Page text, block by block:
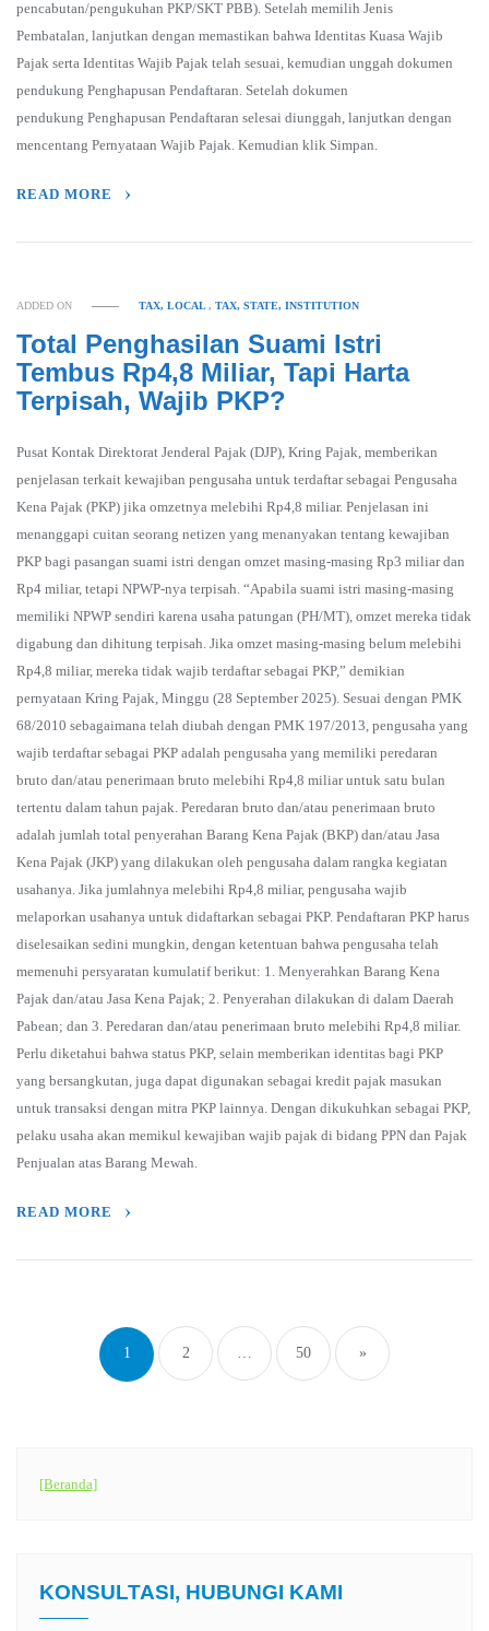
pencabutan/pengukuhan PKP/SKT PBB). Setelah memilih Jenis
Pembatalan, lanjutkan dengan memastikan bahwa Identitas Kuasa Wajib
Pajak serta Identitas Wajib Pajak telah sesuai, kemudian unggah dokumen
pendukung Penghapusan Pendaftaran. Setelah dokumen
pendukung Penghapusan Pendaftaran selesai diunggah, lanjutkan dengan
mencentang Pernyataan Wajib Pajak. Kemudian klik Simpan.
READ MORE
ADDED ON TAX, LOCAL,TAX, STATE, INSTITUTION
Total Penghasilan Suami Istri
Tembus Rp4,8 Miliar, Tapi Harta
Terpisah, Wajib PKP?
Pusat Kontak Direktorat Jenderal Pajak (DJP), Kring Pajak, memberikan
penjelasan terkait kewajiban pengusaha untuk terdaftar sebagai Pengusaha
Kena Pajak (PKP) jika omzetnya melebihi Rp4,8 miliar. Penjelasan ini
menanggapi cuitan seorang netizen yang menanyakan tentang kewajiban
PKP bagi pasangan suami istri dengan omzet masing-masing Rp3 miliar dan
Rp4 miliar, tetapi NPWP-nya terpisah. “Apabila suami istri masing-masing
memiliki NPWP sendiri karena usaha patungan (PH/MT), omzet mereka tidak
digabung dan dihitung terpisah. Jika omzet masing-masing belum melebihi
Rp4,8 miliar, mereka tidak wajib terdaftar sebagai PKP,” demikian
pernyataan Kring Pajak, Minggu (28 September 2025). Sesuai dengan PMK
68/2010 sebagaimana telah diubah dengan PMK 197/2013, pengusaha yang
wajib terdaftar sebagai PKP adalah pengusaha yang memiliki peredaran
bruto dan/atau penerimaan bruto melebihi Rp4,8 miliar untuk satu bulan
tertentu dalam tahun pajak. Peredaran bruto dan/atau penerimaan bruto
adalah jumlah total penyerahan Barang Kena Pajak (BKP) dan/atau Jasa
Kena Pajak (JKP) yang dilakukan oleh pengusaha dalam rangka kegiatan
usahanya. Jika jumlahnya melebihi Rp4,8 miliar, pengusaha wajib
melaporkan usahanya untuk didaftarkan sebagai PKP. Pendaftaran PKP harus
diselesaikan sedini mungkin, dengan ketentuan bahwa pengusaha telah
memenuhi persyaratan kumulatif berikut: 1. Menyerahkan Barang Kena
Pajak dan/atau Jasa Kena Pajak; 2. Penyerahan dilakukan di dalam Daerah
Pabean; dan 3. Peredaran dan/atau penerimaan bruto melebihi Rp4,8 miliar.
Perlu diketahui bahwa status PKP, selain memberikan identitas bagi PKP
yang bersangkutan, juga dapat digunakan sebagai kredit pajak masukan
untuk transaksi dengan mitra PKP lainnya. Dengan dikukuhkan sebagai PKP,
pelaku usaha akan memikul kewajiban wajib pajak di bidang PPN dan Pajak
Penjualan atas Barang Mewah.
READ MORE
navigation
1 2 … 50 »
[Beranda]
KONSULTASI, HUBUNGI KAMI